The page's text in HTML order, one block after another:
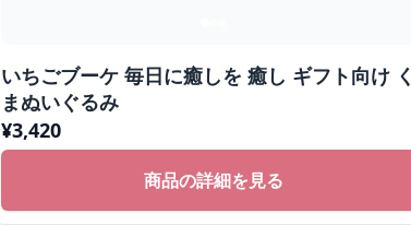
いちごブーケ 毎日に癒しを 癒し ギフト向け く
まぬいぐるみ
¥3,420
商品の詳細を見る